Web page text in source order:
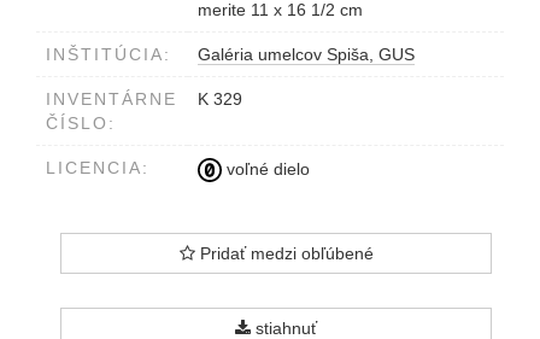
merite 11 x 16 1/2 cm
INŠTITÚCIA: Galéria umelcov Spiša, GUS
INVENTÁRNE
ČÍSLO:
K 329
LICENCIA: voľné dielo
Pridať medzi obľúbené
stiahnuť